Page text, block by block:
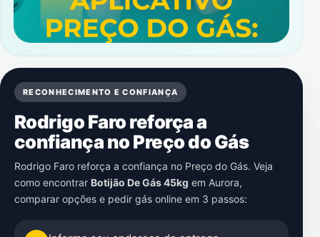
RECONHECIMENTO E CONFIANÇA
Rodrigo Faro reforça a
confiança no Preço do Gás
Rodrigo Faro reforça a confiança no Preço do Gás. Veja
como encontrar Botijão De Gás 45kg em Aurora,
comparar opções e pedir gás online em 3 passos: